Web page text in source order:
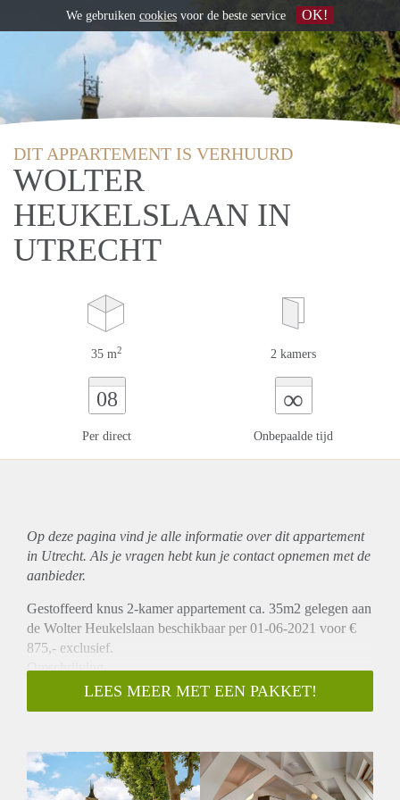
DIT APPARTEMENT IS VERHUURD
WOLTER
HEUKELSLAAN IN
UTRECHT
35 m2 2 kamers
08
Per direct
∞
Onbepaalde tijd
Op deze pagina vind je alle informatie over ditappartement
in Utrecht. Als je vragen hebt kun je contact opnemen met de
aanbieder.
Gestoffeerd knus 2-kamer appartement ca. 35m2 gelegen aan
de Wolter Heukelslaan beschikbaar per 01-06-2021 voor €
875,- exclusief.
Omschrijving
In een prachtig herenhuis op de 2e verdieping is dit
hoekappartement gelegen. U komt het appartement binnen in
ligt een eikenhouten lamelparketvloer in de gehele woning.
Er is een knusse slaapkamer met op maat gemaakt bed
LEES MEER MET EEN PAKKET!
We gebruiken cookies voor de beste service OK!